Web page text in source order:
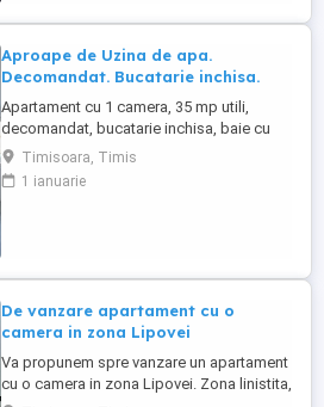
accesului rapid ...
Aproape de Uzina de apa.
Decomandat. Bucatarie inchisa.
Apartament cu 1 camera, 35 mp utili,
decomandat, bucatarie inchisa, baie cu
geam, incalzire in pardoseala, geamuri
tripan, loc de parcare in CF, 58.000 Euro.
0755793075
Timisoara, Timis
1 ianuarie
De vanzare apartament cu o
camera in zona Lipovei
Va propunem spre vanzare un apartament
cu o camera in zona Lipovei. Zona linistita,